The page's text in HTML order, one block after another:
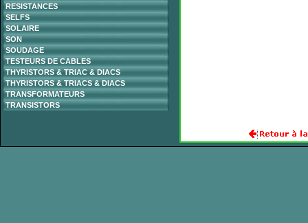
RESISTANCES
SELFS
SOLAIRE
SON
SOUDAGE
TESTEURS DE CABLES
THYRISTORS & TRIAC & DIACS
THYRISTORS & TRIACS & DIACS
TRANSFORMATEURS
TRANSISTORS